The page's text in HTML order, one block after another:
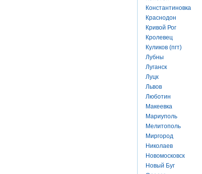
Константиновка
Краснодон
Кривой Рог
Кролевец
Куликов (пгт)
Лубны
Луганск
Луцк
Львов
Люботин
Макеевка
Мариуполь
Мелитополь
Миргород
Николаев
Новомосковск
Новый Буг